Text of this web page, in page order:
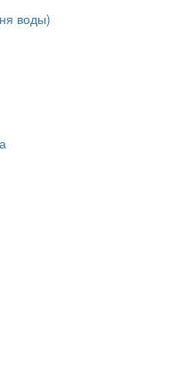
воды)